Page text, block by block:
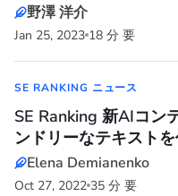
野澤 洋介
Jan 25, 2023 18 分 要
SE RANKING ニュース
SE Ranking 新AIコン
ンドリーなテキスト
Elena Demianenko
Oct 27, 2022 35 分 要